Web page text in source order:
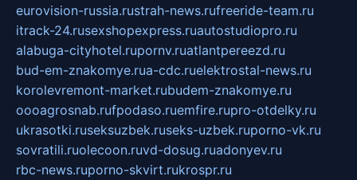
eurovision-russia.rustrah-news.rufreeride-team.ru
itrack-24.rusexshopexpress.ruautostudiopro.ru
alabuga-cityhotel.rupornv.ruatlantpereezd.ru
bud-em-znakomye.rua-cdc.ruelektrostal-news.ru
korolevremont-market.rubudem-znakomye.ru
oooagrosnab.rufpodaso.ruemfire.rupro-otdelky.ru
ukrasotki.ruseksuzbek.ruseks-uzbek.ruporno-vk.ru
sovratili.ruolecoon.ruvd-dosug.ruadonyev.ru
rbc-news.ruporno-skvirt.rukrospr.ru